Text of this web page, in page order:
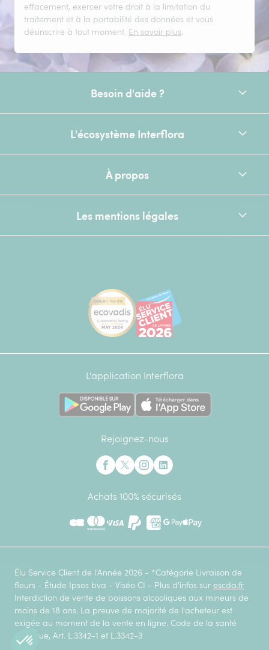
effacement, exercer votre droit à la limitation du
traitement et à la portabilité des données et vous
désinscrire à tout moment. En savoir plus.
Besoin d'aide ?
L'écosystème Interflora
À propos
Les mentions légales
[Ecovadis Gold Badge - Top 5%
L'application Interflora
Rejoignez-nous
Achats 100% sécurisés
CB Mastercard PaypalAmerican Express
Google Pay
Apple Pay
Élu Service Client de l'Année 2026 - *Catégorie Livraison de
fleurs - Étude Ipsos bva - Viséo CI - Plus d'infos sur escda.fr
Interdiction de vente de boissons alcooliques aux mineurs de
moins de 18 ans. La preuve de majorité de l'acheteur est
exigée au moment de la vente en ligne. Code de la santé
publique, Art. L.3342-1 et L.3342-3